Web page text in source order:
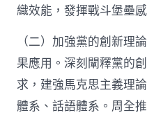
織效能，發揮戰斗堡壘感
（二）加強黨的創新理
果應用。深刻闡釋黨的
求，建強馬克思主義理
體系、話語體系。周全